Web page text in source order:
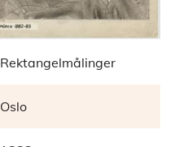
Rektangelmålinger
Oslo